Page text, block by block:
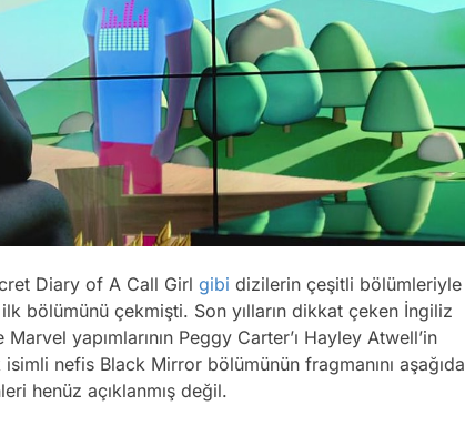
Diary of A Call Girl gibi dizilerin çeşitli bölümleriyle
bölümünü çekmişti. Son yılların dikkat çeken İngiliz
yapımlarının Peggy Carter’ı Hayley Atwell’in
nefis Black Mirror bölümünün fragmanını aşağıda
henüz açıklanmış değil.